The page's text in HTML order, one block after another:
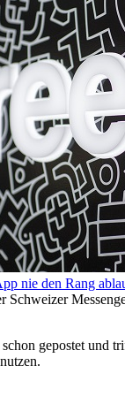
nie den Rang
Schweizer
gepostet und